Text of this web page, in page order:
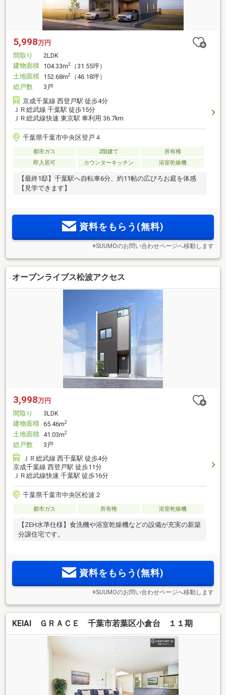
5,998万円
間取り
2LDK
建物面積 104.33m2
（31.55坪）
土地面積 152.68m2
（46.18坪）
総戸数
3戸
京成千葉線 西登戸駅 徒歩4分
ＪＲ総武線 千葉駅 徒歩15分
ＪＲ総武線快速 東京駅 車利用 36.7km
千葉県千葉市中央区登戸４
都市ガス 2階建て
所有権
即入居可
カウンターキッチン 浴室乾燥機
【最終1邸】千葉駅へ自転車6分、約11帖の広びろお庭を体感
【見学できます】
資料をもらう(無料)
※SUUMOのお問い合わせページへ移動します
オープンライブス松波アクセス
3,998万円
間取り
3LDK
建物面積 65.46m2
土地面積 41.03m2
総戸数
3戸
ＪＲ総武線 西千葉駅 徒歩4分
京成千葉線 西登戸駅 徒歩11分
ＪＲ総武線快速 千葉駅 徒歩16分
千葉県千葉市中央区松波２
都市ガス 所有権 浴室乾燥機
【ZEH水準仕様】食洗機や浴室乾燥機などの設備が充実の新築
分譲住宅です。
資料をもらう(無料)
※SUUMOのお問い合わせページへ移動します
KEIAI ＧＲＡＣＥ 千葉市若葉区小倉台 １１期